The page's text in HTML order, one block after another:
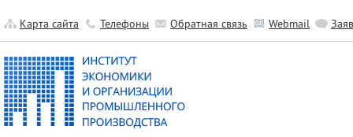
Карта сайта Телефоны Обратная связь Webmail